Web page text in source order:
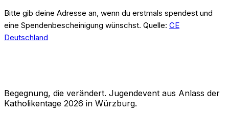
Bitte gib deine Adresse an, wenn du erstmals spendest und
eine Spendenbescheinigung wünschst. Quelle: CE
Deutschland
Begegnung, die verändert. Jugendevent aus Anlass der
Katholikentage 2026 in Würzburg.